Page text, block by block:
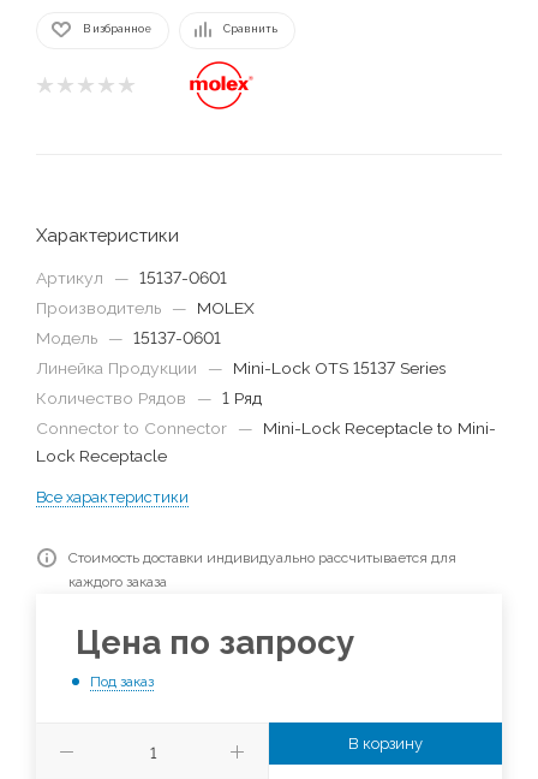
В избранное Сравнить
Характеристики
Артикул — 15137-0601
Производитель
—
MOLEX
Модель
— 15137-0601
Линейка Продукции
—
Mini-Lock OTS 15137 Series
Количество Рядов
— 1 Ряд
Connector to Connector
—
Mini-Lock Receptacle to Mini-
Lock Receptacle
Все характеристики
Стоимость доставки индивидуально рассчитывается для
каждого заказа
Цена по запросу
Под заказ
В корзину